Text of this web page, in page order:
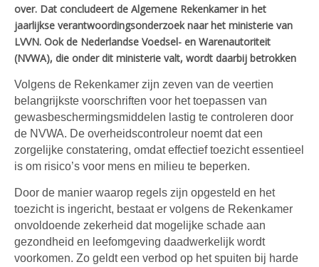
over. Dat concludeert de Algemene Rekenkamer in het
jaarlijkse verantwoordingsonderzoek naar het ministerie van
LVVN. Ook de Nederlandse Voedsel- en Warenautoriteit
(NVWA), die onder dit ministerie valt, wordt daarbij betrokken
Volgens de Rekenkamer zijn zeven van de veertien
belangrijkste voorschriften voor het toepassen van
gewasbeschermingsmiddelen lastig te controleren door
de NVWA. De overheidscontroleur noemt dat een
zorgelijke constatering, omdat effectief toezicht essentieel
is om risico’s voor mens en milieu te beperken.
Door de manier waarop regels zijn opgesteld en het
toezicht is ingericht, bestaat er volgens de Rekenkamer
onvoldoende zekerheid dat mogelijke schade aan
gezondheid en leefomgeving daadwerkelijk wordt
voorkomen. Zo geldt een verbod op het spuiten bij harde